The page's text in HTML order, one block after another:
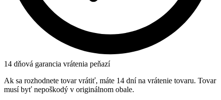
14 dňová garancia vrátenia peňazí
Ak sa rozhodnete tovar vrátiť, máte 14 dní na vrátenie tovaru. Tovar
musí byť nepoškodý v originálnom obale.